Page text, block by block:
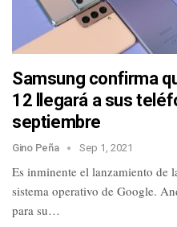
Samsung confirma
12 llegará a sus
septiembre
Gino Peña Sep 1, 2021
Es inminente el lanzamiento de
sistema operativo de Google.
para su…